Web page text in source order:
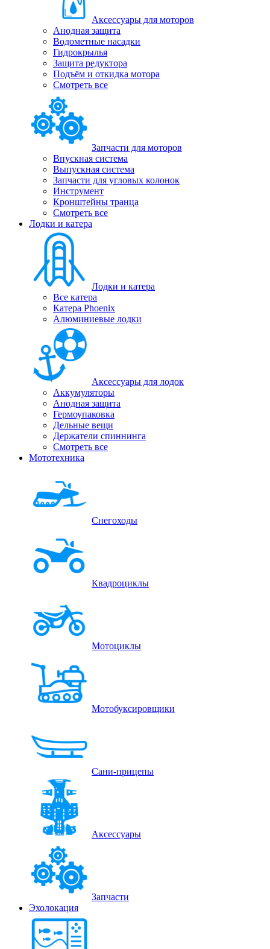
Аксессуары для моторов
Анодная защита
Водометные насадки
Гидрокрылья
Защита редуктора
Подъём и откидка мотора
Смотреть все
Запчасти для моторов
Впускная система
Выпускная система
Запчасти для угловых колонок
Инструмент
Кронштейны транца
Смотреть все
Лодки и катера
Лодки и катера
Все катера
Катера Phoenix
Алюминиевые лодки
Аксессуары для лодок
Аккумуляторы
Анодная защита
Гермоупаковка
Дельные вещи
Держатели спиннинга
Смотреть все
Мототехника
Снегоходы
Квадроциклы
Мотоциклы
Мотобуксировщики
Сани-прицепы
Аксессуары
Запчасти
Эхолокация